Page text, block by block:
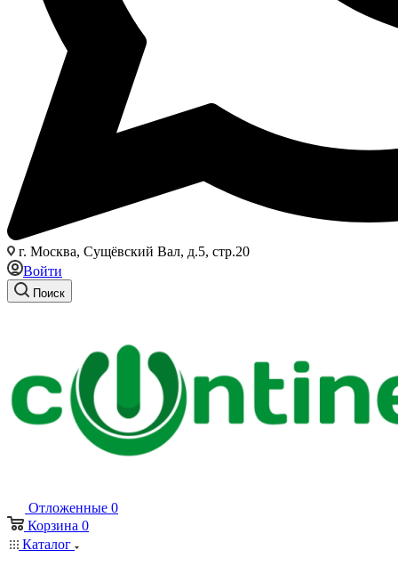
г. Москва, Сущёвский Вал, д.5, стр.20
Войти
Поиск
Отложенные 0
Корзина 0
Каталог